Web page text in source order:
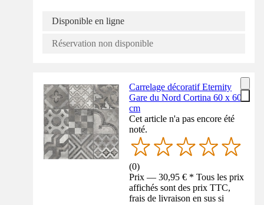
Disponible en ligne
Réservation non disponible
Carrelage décoratif Eternity
Gare du Nord Cortina 60 x 60
cm
Cet article n'a pas encore été
noté.
(0)
Prix — 30,95 € * Tous les prix
affichés sont des prix TTC,
frais de livraison en sus si